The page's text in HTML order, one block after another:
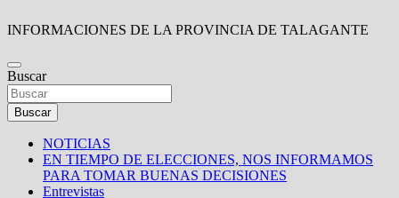
INFORMACIONES DE LA PROVINCIA DE TALAGANTE
Buscar
Buscar
NOTICIAS
EN TIEMPO DE ELECCIONES, NOS INFORMAMOS
PARA TOMAR BUENAS DECISIONES
Entrevistas